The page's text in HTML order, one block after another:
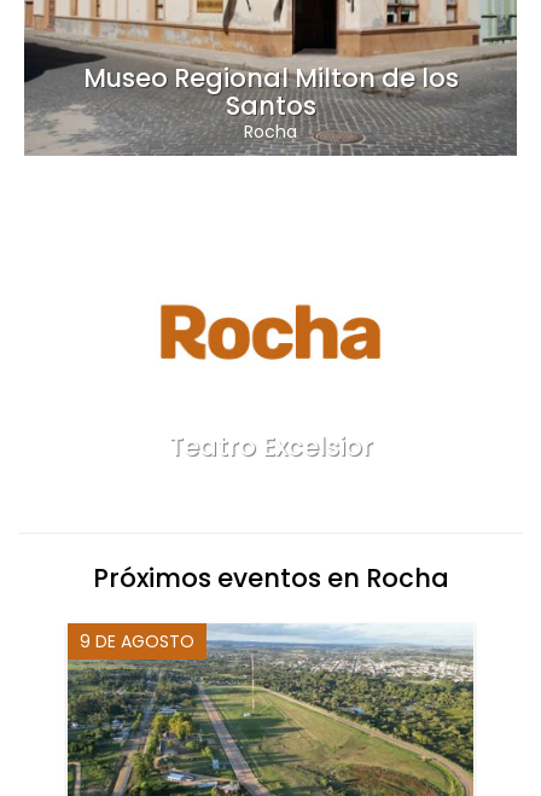
Museo Regional Milton de los
Santos
Rocha
Teatro Excelsior
Próximos eventos en Rocha
9 DE AGOSTO